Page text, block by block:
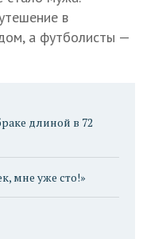
в
а футболисты —
длиной в 72
мне уже сто!»